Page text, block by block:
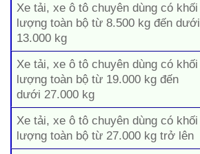
Xe tải, xe ô tô chuyên dùng có khối
lượng toàn bộ từ 8.500 kg đến dưới
13.000 kg
Xe tải, xe ô tô chuyên dùng có khối
lượng toàn bộ từ 19.000 kg đến
dưới 27.000 kg
Xe tải, xe ô tô chuyên dùng có khối
lượng toàn bộ từ 27.000 kg trở lên